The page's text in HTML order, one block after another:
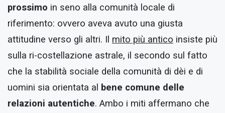
prossimo in seno alla comunità locale di
riferimento: ovvero aveva avuto una giusta
attitudine verso gli altri. Il mito più antico insiste più
sulla ri-costellazione astrale, il secondo sul fatto
che la stabilità sociale della comunità di dèi e di
uomini sia orientata al bene comune delle
relazioni autentiche. Ambo i miti affermano che